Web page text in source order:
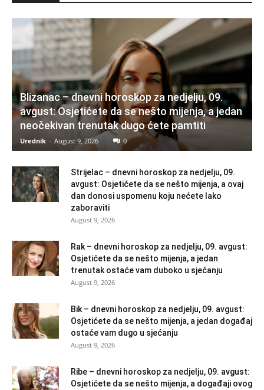
Blizanac – dnevni horoskop za nedjelju, 09.
avgust: Osjetićete da se nešto mijenja, a jedan
neočekivan trenutak dugo ćete pamtiti
Urednik - August 9, 2026 0
Strijelac – dnevni horoskop za nedjelju, 09.
avgust: Osjetićete da se nešto mijenja, a ovaj
dan donosi uspomenu koju nećete lako
zaboraviti
August 9, 2026
Rak – dnevni horoskop za nedjelju, 09. avgust:
Osjetićete da se nešto mijenja, a jedan
trenutak ostaće vam duboko u sjećanju
August 9, 2026
Bik – dnevni horoskop za nedjelju, 09. avgust:
Osjetićete da se nešto mijenja, a jedan događaj
ostaće vam dugo u sjećanju
August 9, 2026
Ribe – dnevni horoskop za nedjelju, 09. avgust:
Osjetićete da se nešto mijenja, a događaji ovog